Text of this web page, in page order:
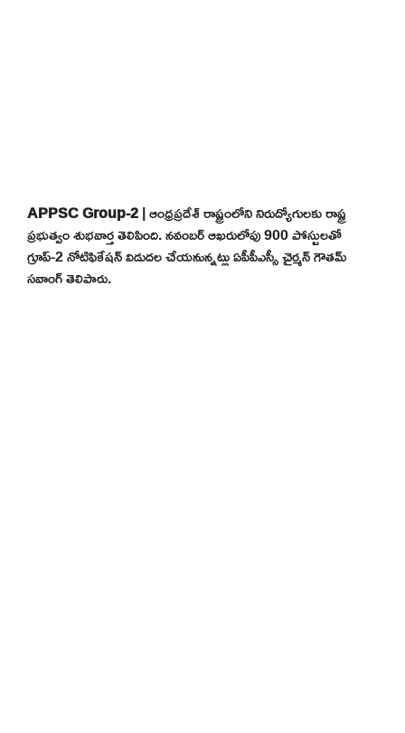
APPSC Group-2| ఆంధ్రప్రదేశ్ రాష్ట్రంలోని నిరుద్యోగులకు రాష్ట్ర
ప్రభుత్వం శుభవార్త తెలిపింది. నవంబర్ ఆఖరులోపు 900 పోస్టులతో
గ్రూప్-2 నోటిఫికేషన్ విడుదల చేయనున్నట్లు ఏపీపీఎస్సీ చైర్మన్ గౌతమ్
సవాంగ్ తెలిపారు.